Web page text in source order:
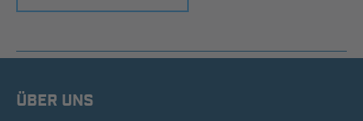
ÜBER UNS